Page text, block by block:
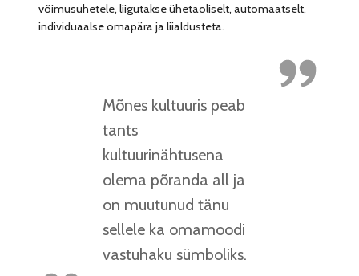
võimusuhetele, liigutakse ühetaoliselt, automaatselt,
individuaalse omapära ja liialdusteta.
Mõnes kultuuris peab
tants
kultuurinähtusena
olema põranda all ja
on muutunud tänu
sellele ka omamoodi
vastuhaku sümboliks.